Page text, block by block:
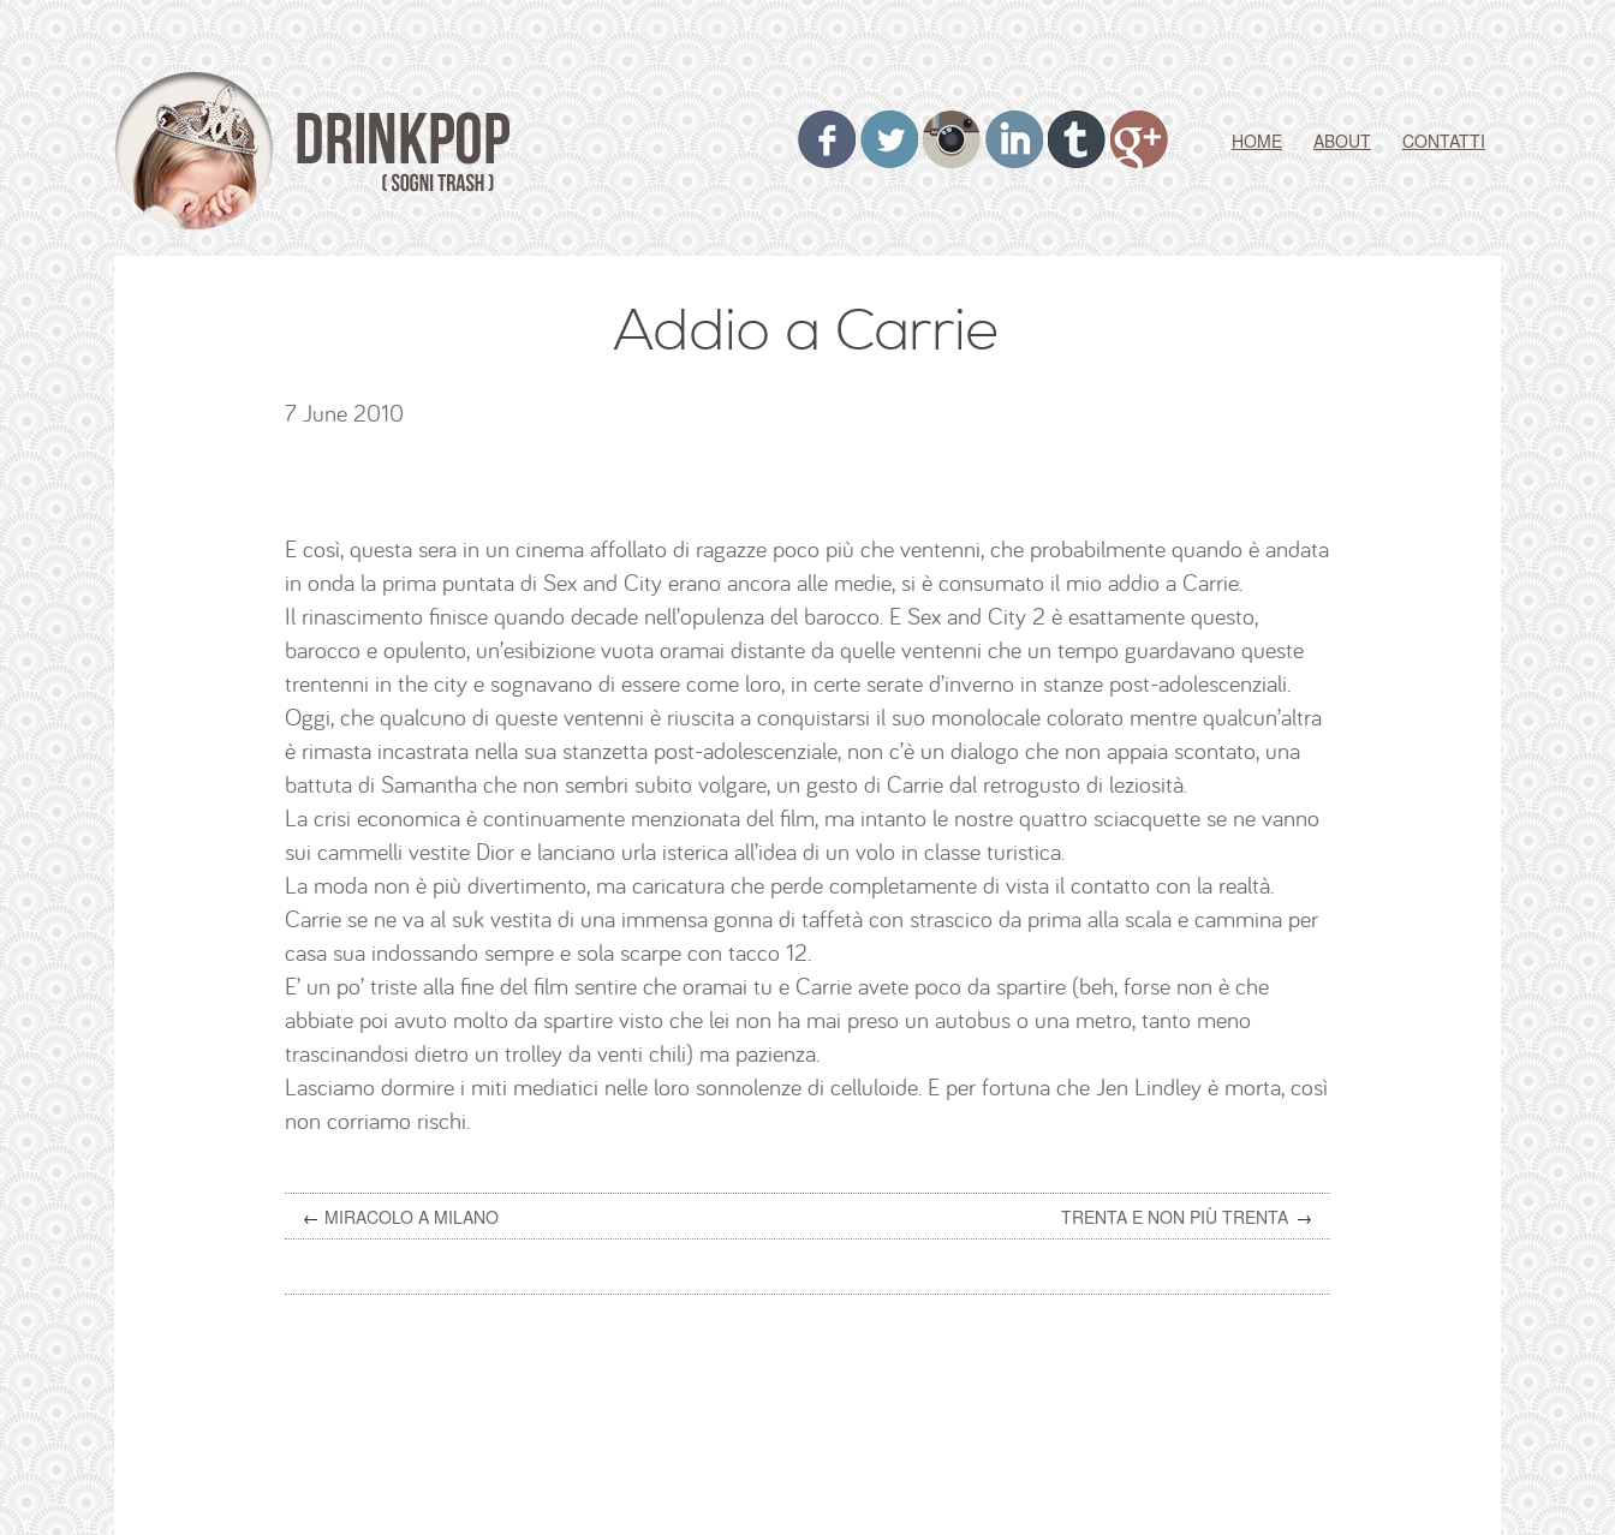
HOME ABOUT CONTATTI
Addio a Carrie
7 June 2010
E così, questa sera in un cinema affollato di ragazze poco più che ventenni, che probabilmente quando è andata
in onda la prima puntata di Sex and City erano ancora alle medie, si è consumato il mio addio a Carrie.
Il rinascimento finisce quando decade nell’opulenza del barocco. E Sex and City 2 è esattamente questo,
barocco e opulento, un’esibizione vuota oramai distante da quelle ventenni che un tempo guardavano queste
trentenni in the city e sognavano di essere come loro, in certe serate d’inverno in stanze post-adolescenziali.
Oggi, che qualcuno di queste ventenni è riuscita a conquistarsi il suo monolocale colorato mentre qualcun’altra
è rimasta incastrata nella sua stanzetta post-adolescenziale, non c’è un dialogo che non appaia scontato, una
battuta di Samantha che non sembri subito volgare, un gesto di Carrie dal retrogusto di leziosità.
La crisi economica è continuamente menzionata del film, ma intanto le nostre quattro sciacquette se ne vanno
sui cammelli vestite Dior e lanciano urla isterica all’idea di un volo in classe turistica.
La moda non è più divertimento, ma caricatura che perde completamente di vista il contatto con la realtà.
Carrie se ne va al suk vestita di una immensa gonna di taffetà con strascico da prima alla scala e cammina per
casa sua indossando sempre e sola scarpe con tacco 12.
E’ un po’ triste alla fine del film sentire che oramai tu e Carrie avete poco da spartire (beh, forse non è che
abbiate poi avuto molto da spartire visto che lei non ha mai preso un autobus o una metro, tanto meno
trascinandosi dietro un trolley da venti chili) ma pazienza.
Lasciamo dormire i miti mediatici nelle loro sonnolenze di celluloide. E per fortuna che Jen Lindley è morta, così
non corriamo rischi.
← MIRACOLO A MILANO TRENTA E NON PIÙ TRENTA →